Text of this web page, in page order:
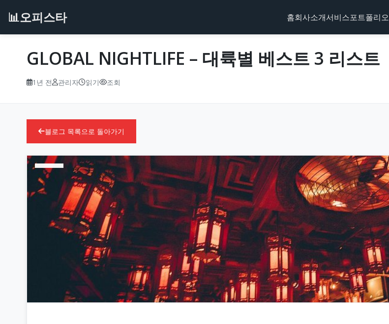
📊오피스타 홈회사소개서비스포트폴리오
GLOBAL NIGHTLIFE – 대륙별 베스트 3 리스트
1년 전 관리자 읽기 조회
블로그 목록으로 돌아가기